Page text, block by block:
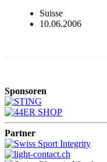
Suisse
10.06.2006
Sponsoren
Partner